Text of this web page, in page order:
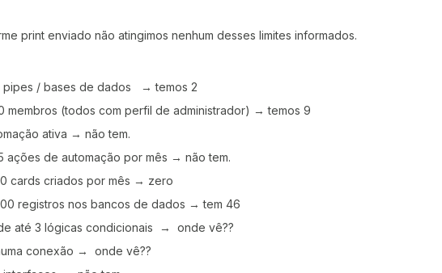
print enviado não atingimos nenhum desses limites informados.
pipes / bases de dados → temos 2
membros (todos com perfil de administrador) → temos 9
ativa → não tem.
ações de automação por mês → não tem.
cards criados por mês → zero
registros nos bancos de dados → tem 46
até 3 lógicas condicionais → onde vê??
conexão → onde vê??